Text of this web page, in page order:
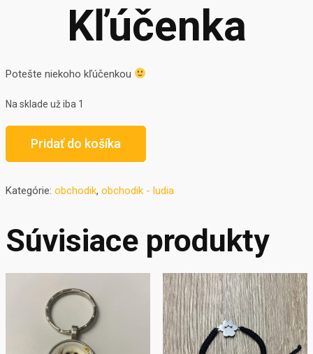
Kľúčenka
Potešte niekoho kľúčenkou
Na sklade už iba 1
Pridať do košíka
Kategórie: obchodik, obchodik - ludia
Súvisiace produkty